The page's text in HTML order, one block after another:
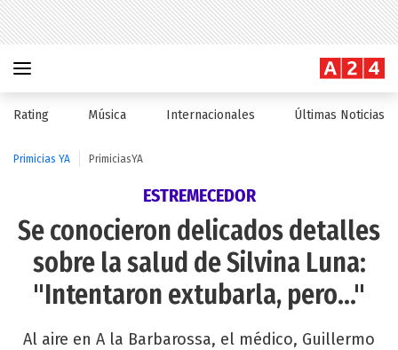
Rating Música Internacionales Últimas Noticias
Primicias YA PrimiciasYA
ESTREMECEDOR
Se conocieron delicados detalles
sobre la salud de Silvina Luna:
"Intentaron extubarla, pero..."
Al aire en A la Barbarossa, el médico, Guillermo